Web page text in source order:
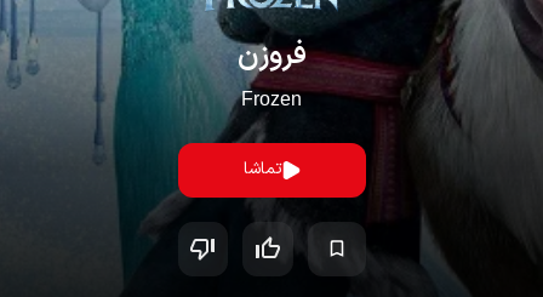
فروزن
Frozen
تماشا